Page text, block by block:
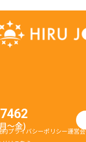
〜金)
約プライバシーポリシー運営